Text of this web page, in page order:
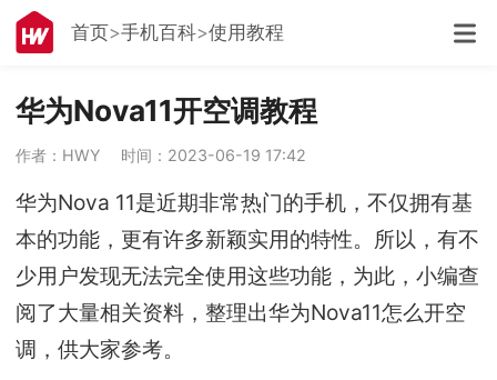
首页 手机百科 使用教程
华为Nova11开空调教程
作者：HWY 时间：2023-06-19 17:42
华为Nova 11是近期非常热门的手机，不仅拥有基
本的功能，更有许多新颖实用的特性。所以，有不
少用户发现无法完全使用这些功能，为此，小编查
阅了大量相关资料，整理出华为Nova11怎么开空
调，供大家参考。